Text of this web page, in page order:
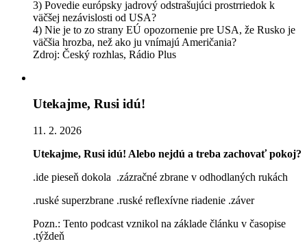
3) Povedie európsky jadrový odstrašujúci prostrriedok k
väčšej nezávislosti od USA?
4) Nie je to zo strany EÚ opozornenie pre USA, že Rusko je
väčšia hrozba, než ako ju vnímajú Američania?
Zdroj: Český rozhlas, Rádio Plus
Utekajme, Rusi idú!
11. 2. 2026
Utekajme, Rusi idú! Alebo nejdú a treba zachovať pokoj?
.ide pieseň dokola .zázračné zbrane v odhodlaných rukách
.ruské superzbrane .ruské reflexívne riadenie .záver
Pozn.: Tento podcast vznikol na základe článku v časopise
.týždeň